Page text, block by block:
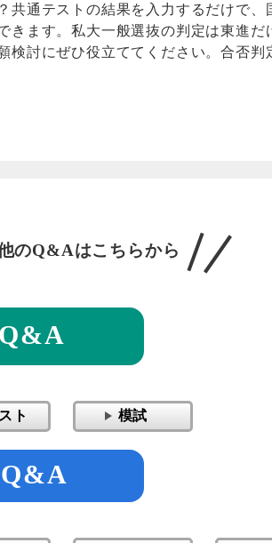
通テストの結果を入力するだけで、
きます。私大一般選抜の判定は東進
検討にぜひ役立ててください。合否判
のQ&Aはこちらから
Q&A
ト 模試
Q&A